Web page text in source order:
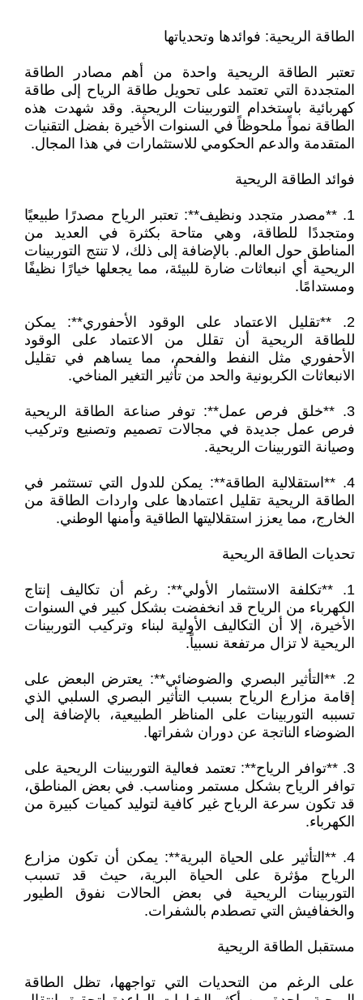
الطاقة الريحية: فوائدها وتحدياتها
تعتبر الطاقة الريحية واحدة من أهم مصادر الطاقة
المتجددة التي تعتمد على تحويل طاقة الرياح إلى طاقة
كهربائية باستخدام التوربينات الريحية. وقد شهدت هذه
الطاقة نمواً ملحوظاً في السنوات الأخيرة بفضل التقنيات
المتقدمة والدعم الحكومي للاستثمارات في هذا المجال.
فوائد الطاقة الريحية
1. **مصدر متجدد ونظيف**: تعتبر الرياح مصدرًا طبيعيًا
ومتجددًا للطاقة، وهي متاحة بكثرة في العديد من
المناطق حول العالم. بالإضافة إلى ذلك، لا تنتج التوربينات
الريحية أي انبعاثات ضارة للبيئة، مما يجعلها خيارًا نظيفًا
ومستدامًا.
2. **تقليل الاعتماد على الوقود الأحفوري**: يمكن
للطاقة الريحية أن تقلل من الاعتماد على الوقود
الأحفوري مثل النفط والفحم، مما يساهم في تقليل
الانبعاثات الكربونية والحد من تأثير التغير المناخي.
3. **خلق فرص عمل**: توفر صناعة الطاقة الريحية
فرص عمل جديدة في مجالات تصميم وتصنيع وتركيب
وصيانة التوربينات الريحية.
4. **استقلالية الطاقة**: يمكن للدول التي تستثمر في
الطاقة الريحية تقليل اعتمادها على واردات الطاقة من
الخارج، مما يعزز استقلاليتها الطاقية وأمنها الوطني.
تحديات الطاقة الريحية
1. **تكلفة الاستثمار الأولي**: رغم أن تكاليف إنتاج
الكهرباء من الرياح قد انخفضت بشكل كبير في السنوات
الأخيرة، إلا أن التكاليف الأولية لبناء وتركيب التوربينات
الريحية لا تزال مرتفعة نسبياً.
2. **التأثير البصري والضوضائي**: يعترض البعض على
إقامة مزارع الرياح بسبب التأثير البصري السلبي الذي
تسببه التوربينات على المناظر الطبيعية، بالإضافة إلى
الضوضاء الناتجة عن دوران شفراتها.
3. **توافر الرياح**: تعتمد فعالية التوربينات الريحية على
توافر الرياح بشكل مستمر ومناسب. في بعض المناطق،
قد تكون سرعة الرياح غير كافية لتوليد كميات كبيرة من
الكهرباء.
4. **التأثير على الحياة البرية**: يمكن أن تكون مزارع
الرياح مؤثرة على الحياة البرية، حيث قد تسبب
التوربينات الريحية في بعض الحالات نفوق الطيور
والخفافيش التي تصطدم بالشفرات.
مستقبل الطاقة الريحية
على الرغم من التحديات التي تواجهها، تظل الطاقة